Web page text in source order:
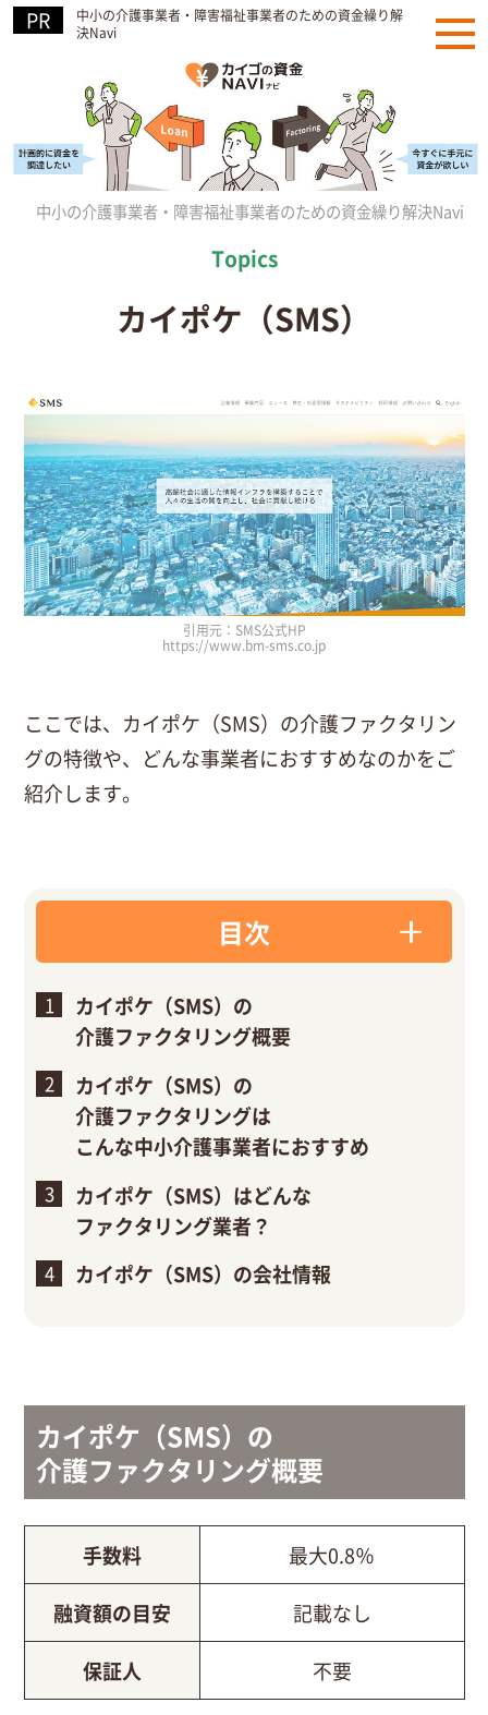
中小の介護事業者・障害福祉事業者のための資金繰り解
決Navi
中小の介護事業者・障害福祉事業者のための資金繰り解決Navi
カイポケ（SMS）
引用元：SMS公式HP
https://www.bm-sms.co.jp
ここでは、カイポケ（SMS）の介護ファクタリン
グの特徴や、どんな事業者におすすめなのかをご
紹介します。
目次
カイポケ（SMS）の
介護ファクタリング概要
カイポケ（SMS）の
介護ファクタリングは
こんな中小介護事業者におすすめ
カイポケ（SMS）はどんな
ファクタリング業者？
カイポケ（SMS）の会社情報
カイポケ（SMS）の
介護ファクタリング概要
手数料 最大0.8％
融資額の目安 記載なし
保証人 不要